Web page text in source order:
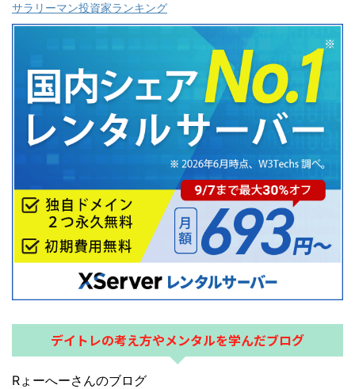
サラリーマン投資家ランキング
デイトレの考え方やメンタルを学んだブログ
Rょーへーさんのブログ